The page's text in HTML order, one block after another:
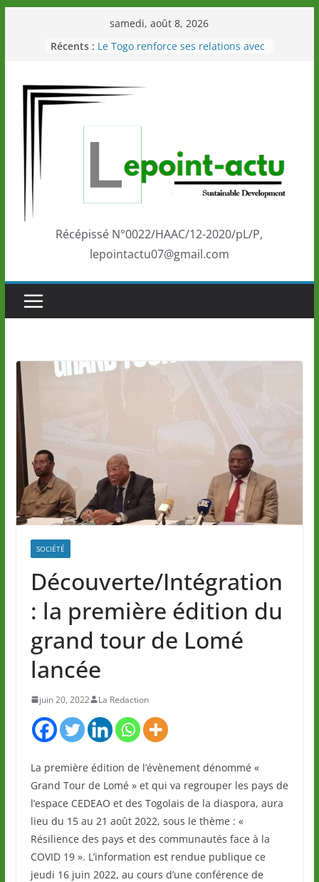
samedi, août 8, 2026
Récents : Le Togo renforce ses relations avec
Éléphants en Côte d’Ivoire
LOTO DETENTE”, un nouveau tirage
marque de confiance au Togo sur
la scène internationale au-delà des
performances de ses athlètes
Togo: Que retenir de la politique
éducation et de l’ambition de
Récépissé N°0022/HAAC/12-2020/pL/P,
lepointactu07@gmail.com
SOCIÉTÉ
Découverte/Intégration
: la première édition du
grand tour de Lomé
lancée
juin 20, 2022 La Redaction
La première édition de l’évènement dénommé «
Grand Tour de Lomé » et qui va regrouper les pays de
l’espace CEDEAO et des Togolais de la diaspora, aura
lieu du 15 au 21 août 2022, sous le thème : «
Résilience des pays et des communautés face à la
COVID 19 ». L’information est rendue publique ce
jeudi 16 juin 2022, au cours d’une conférence de